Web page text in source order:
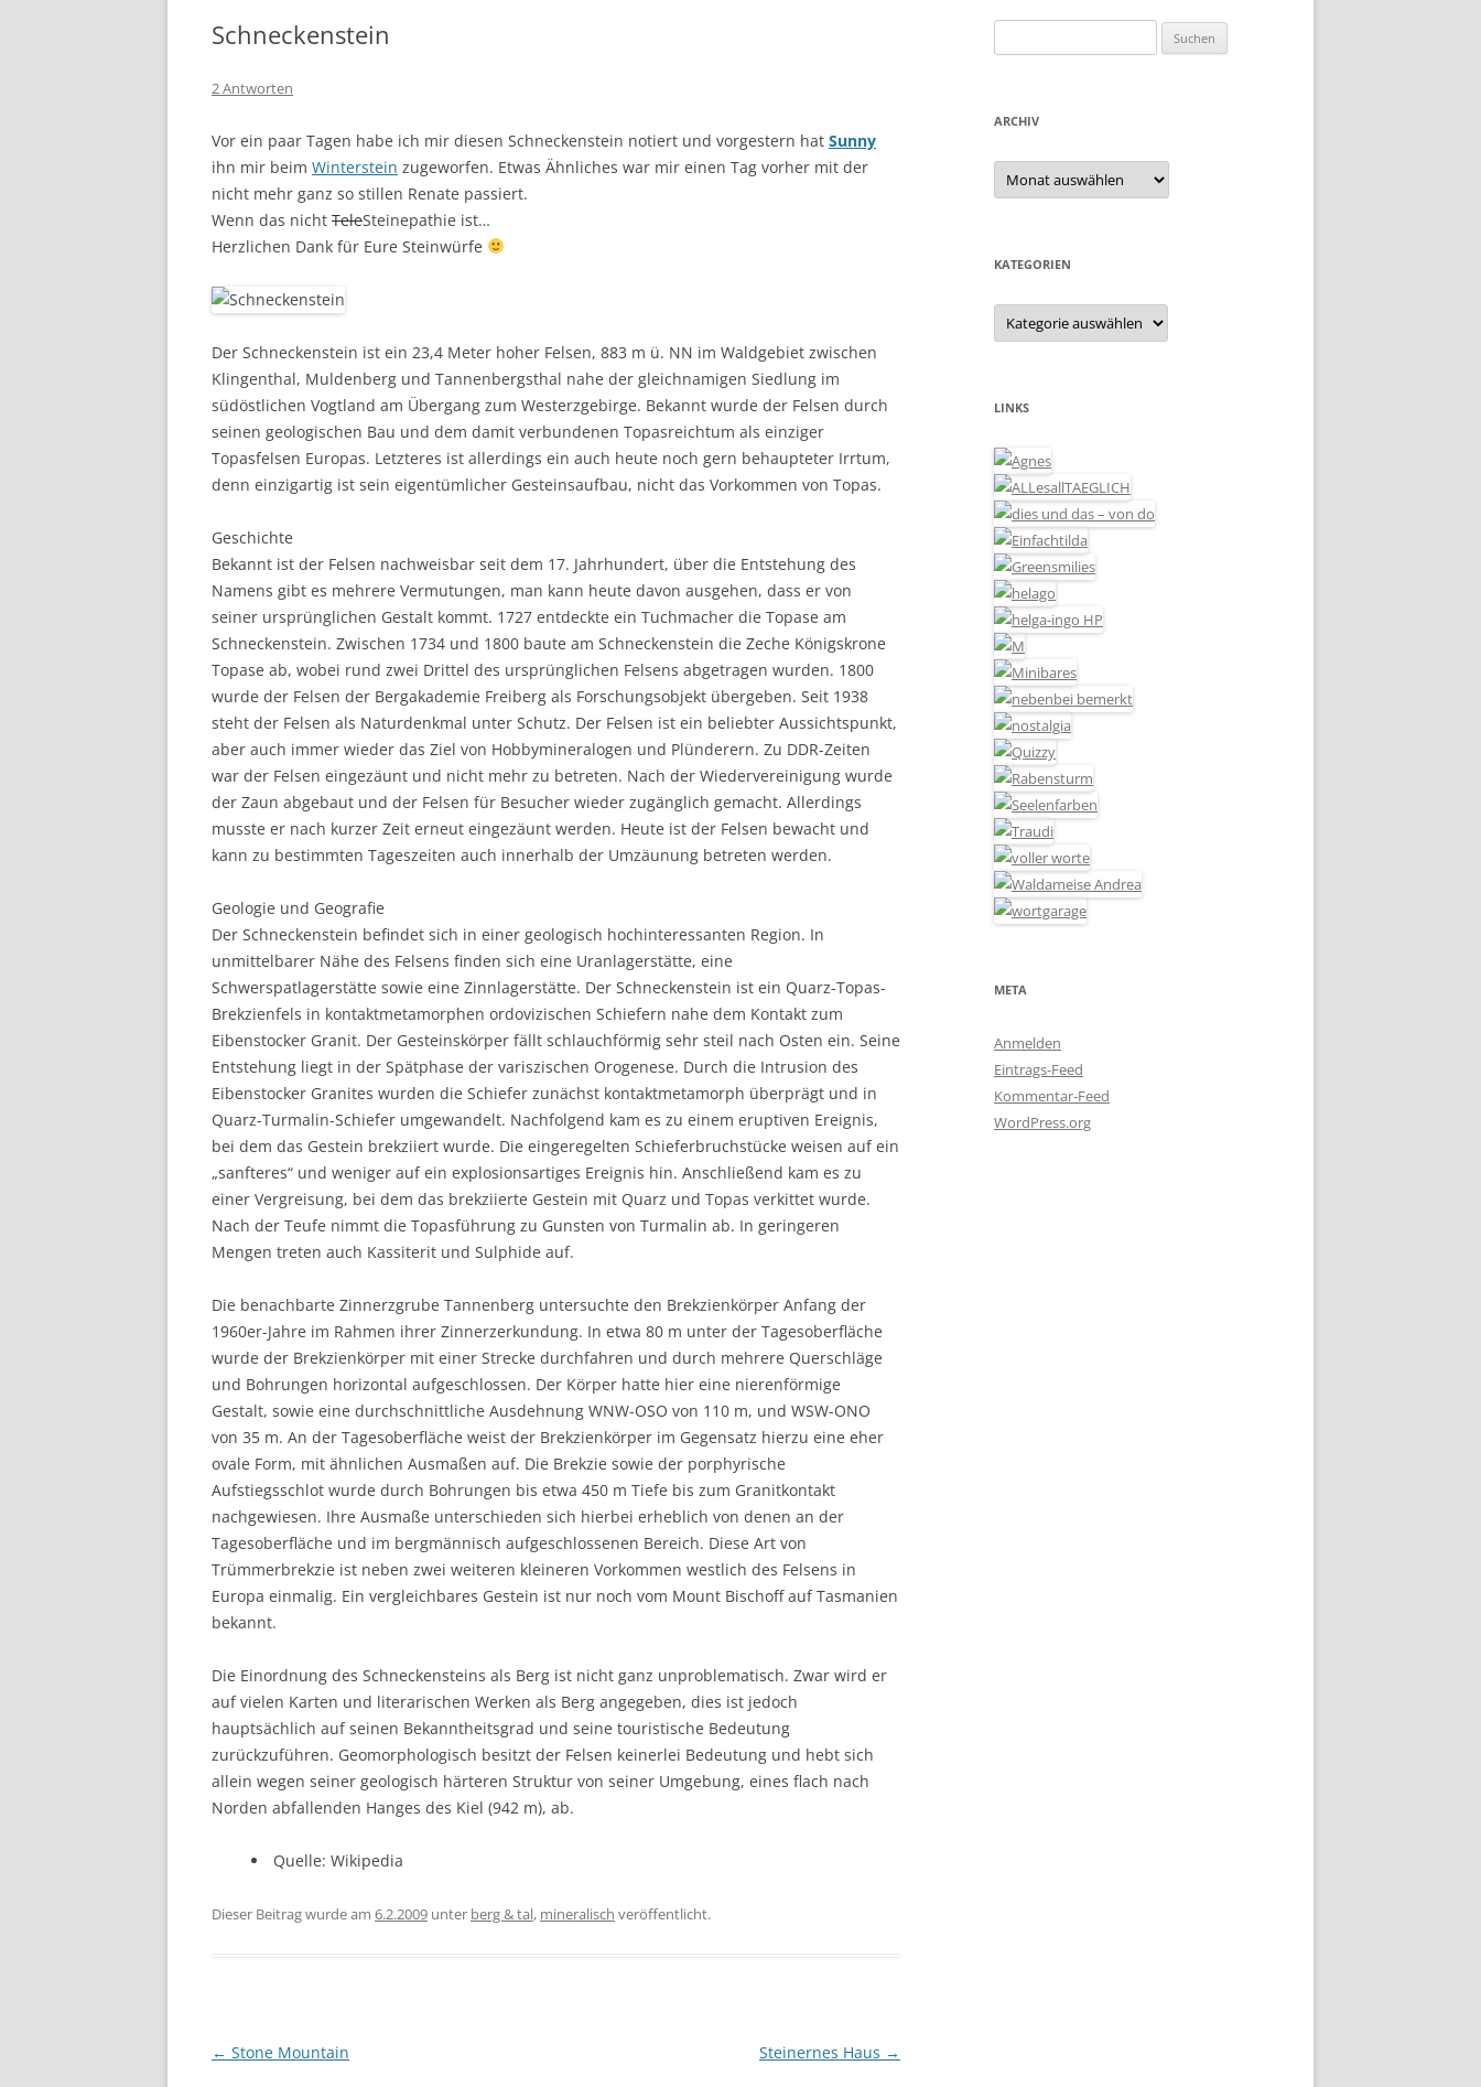
Schneckenstein
2 Antworten
Vor ein paar Tagen habe ich mir diesen Schneckenstein notiert und vorgestern hat Sunny
ihn mir beim Winterstein zugeworfen. Etwas Ähnliches war mir einen Tag vorher mit der
nicht mehr ganz so stillen Renate passiert.
Wenn das nicht TeleSteinepathie ist…
Herzlichen Dank für Eure Steinwürfe
Der Schneckenstein ist ein 23,4 Meter hoher Felsen, 883 m ü. NN im Waldgebiet zwischen
Klingenthal, Muldenberg und Tannenbergsthal nahe der gleichnamigen Siedlung im
südöstlichen Vogtland am Übergang zum Westerzgebirge. Bekannt wurde der Felsen durch
seinen geologischen Bau und dem damit verbundenen Topasreichtum als einziger
Topasfelsen Europas. Letzteres ist allerdings ein auch heute noch gern behaupteter Irrtum,
denn einzigartig ist sein eigentümlicher Gesteinsaufbau, nicht das Vorkommen von Topas.
Geschichte
Bekannt ist der Felsen nachweisbar seit dem 17. Jahrhundert, über die Entstehung des
Namens gibt es mehrere Vermutungen, man kann heute davon ausgehen, dass er von
seiner ursprünglichen Gestalt kommt. 1727 entdeckte ein Tuchmacher die Topase am
Schneckenstein. Zwischen 1734 und 1800 baute am Schneckenstein die Zeche Königskrone
Topase ab, wobei rund zwei Drittel des ursprünglichen Felsens abgetragen wurden. 1800
wurde der Felsen der Bergakademie Freiberg als Forschungsobjekt übergeben. Seit 1938
steht der Felsen als Naturdenkmal unter Schutz. Der Felsen ist ein beliebter Aussichtspunkt,
aber auch immer wieder das Ziel von Hobbymineralogen und Plünderern. Zu DDR-Zeiten
war der Felsen eingezäunt und nicht mehr zu betreten. Nach der Wiedervereinigung wurde
der Zaun abgebaut und der Felsen für Besucher wieder zugänglich gemacht. Allerdings
musste er nach kurzer Zeit erneut eingezäunt werden. Heute ist der Felsen bewacht und
kann zu bestimmten Tageszeiten auch innerhalb der Umzäunung betreten werden.
Geologie und Geografie
Der Schneckenstein befindet sich in einer geologisch hochinteressanten Region. In
unmittelbarer Nähe des Felsens finden sich eine Uranlagerstätte, eine
Schwerspatlagerstätte sowie eine Zinnlagerstätte. Der Schneckenstein ist ein Quarz-Topas-
Brekzienfels in kontaktmetamorphen ordovizischen Schiefern nahe dem Kontakt zum
Eibenstocker Granit. Der Gesteinskörper fällt schlauchförmig sehr steil nach Osten ein. Seine
Entstehung liegt in der Spätphase der variszischen Orogenese. Durch die Intrusion des
Eibenstocker Granites wurden die Schiefer zunächst kontaktmetamorph überprägt und in
Quarz-Turmalin-Schiefer umgewandelt. Nachfolgend kam es zu einem eruptiven Ereignis,
bei dem das Gestein brekziiert wurde. Die eingeregelten Schieferbruchstücke weisen auf ein
„sanfteres“ und weniger auf ein explosionsartiges Ereignis hin. Anschließend kam es zu
einer Vergreisung, bei dem das brekziierte Gestein mit Quarz und Topas verkittet wurde.
Nach der Teufe nimmt die Topasführung zu Gunsten von Turmalin ab. In geringeren
Mengen treten auch Kassiterit und Sulphide auf.
Die benachbarte Zinnerzgrube Tannenberg untersuchte den Brekzienkörper Anfang der
1960er-Jahre im Rahmen ihrer Zinnerzerkundung. In etwa 80 m unter der Tagesoberfläche
wurde der Brekzienkörper mit einer Strecke durchfahren und durch mehrere Querschläge
und Bohrungen horizontal aufgeschlossen. Der Körper hatte hier eine nierenförmige
Gestalt, sowie eine durchschnittliche Ausdehnung WNW-OSO von 110 m, und WSW-ONO
von 35 m. An der Tagesoberfläche weist der Brekzienkörper im Gegensatz hierzu eine eher
ovale Form, mit ähnlichen Ausmaßen auf. Die Brekzie sowie der porphyrische
Aufstiegsschlot wurde durch Bohrungen bis etwa 450 m Tiefe bis zum Granitkontakt
nachgewiesen. Ihre Ausmaße unterschieden sich hierbei erheblich von denen an der
Tagesoberfläche und im bergmännisch aufgeschlossenen Bereich. Diese Art von
Trümmerbrekzie ist neben zwei weiteren kleineren Vorkommen westlich des Felsens in
Europa einmalig. Ein vergleichbares Gestein ist nur noch vom Mount Bischoff auf Tasmanien
bekannt.
Die Einordnung des Schneckensteins als Berg ist nicht ganz unproblematisch. Zwar wird er
auf vielen Karten und literarischen Werken als Berg angegeben, dies ist jedoch
hauptsächlich auf seinen Bekanntheitsgrad und seine touristische Bedeutung
zurückzuführen. Geomorphologisch besitzt der Felsen keinerlei Bedeutung und hebt sich
allein wegen seiner geologisch härteren Struktur von seiner Umgebung, eines flach nach
Norden abfallenden Hanges des Kiel (942 m), ab.
Quelle: Wikipedia
Dieser Beitrag wurde am 6.2.2009 unter berg & tal, mineralisch veröffentlicht.
Beitragsnavigation
← Stone Mountain Steinernes Haus →
nach:
ARCHIV
Archiv
KATEGORIEN
Kategorien
LINKS
META
Anmelden
Eintrags-Feed
Kommentar-Feed
WordPress.org